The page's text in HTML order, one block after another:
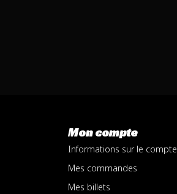
Mon compte
Informations sur le compte
Mes commandes
Mes billets